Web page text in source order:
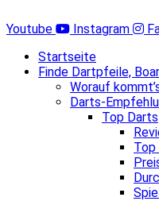
Inhalt
Youtube Instagram
Startseite
Finde Dartpfeile,
Worauf
Darts-
Top Darts